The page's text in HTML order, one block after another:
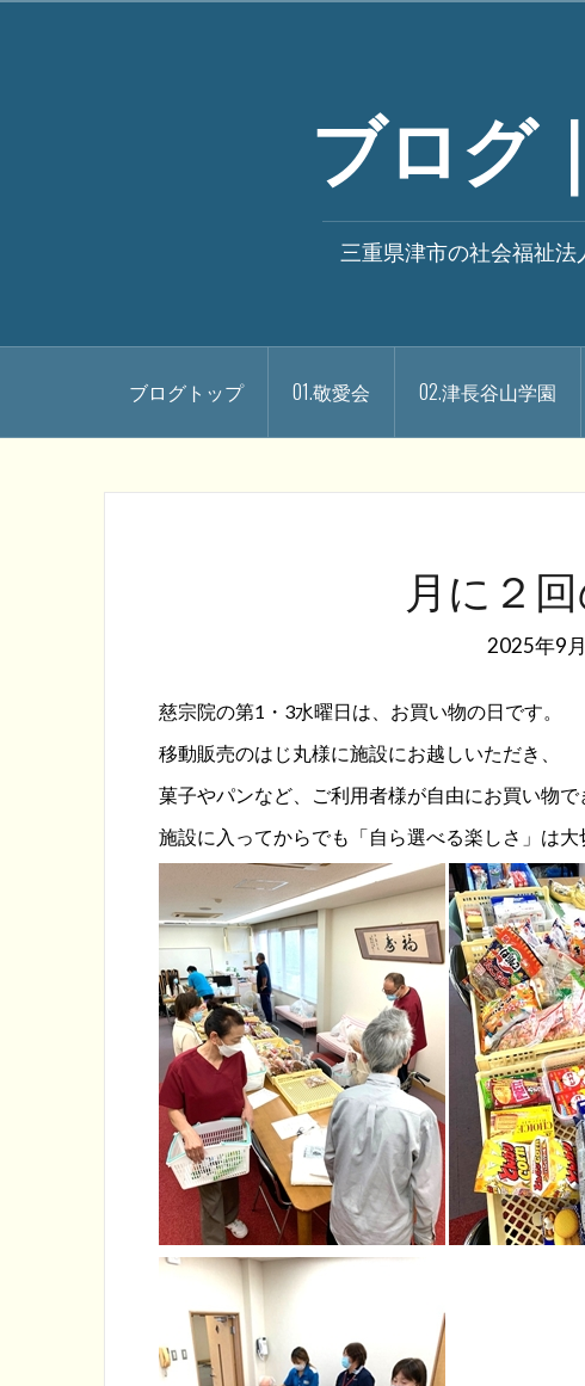
ブログ
三重県津市の社会福祉法
ブログトップ 01.敬愛会 02.津長谷山学園
月に２
2025年9
慈宗院の第1・3水曜日は、お買い物の日です。
移動販売のはじ丸様に施設にお越しいただき、
菓子やパンなど、ご利用者様が自由にお買い物で
施設に入ってからでも「自ら選べる楽しさ」は大